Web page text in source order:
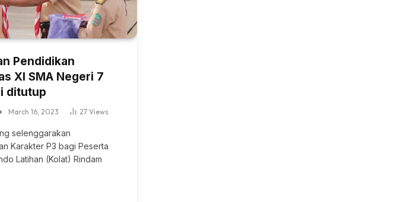
Pendidikan
XI SMA Negeri 7
ditutup
March 16, 2023 27 Views
selenggarakan
Karakter P3 bagi Peserta
Latihan (Kolat) Rindam